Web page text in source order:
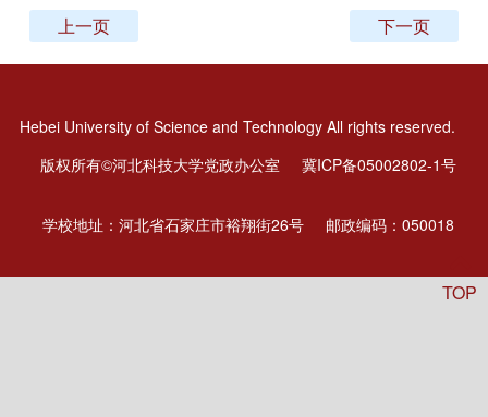
上一页 下一页
Hebei University of Science and Technology All rights reserved.
版权所有©河北科技大学党政办公室
冀ICP备05002802-1号
学校地址：河北省石家庄市裕翔街26号 邮政编码：050018
TOP